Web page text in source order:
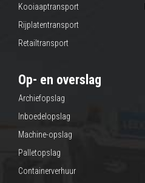
Kooiaaptransport
Rijplatentransport
Retailtransport
Op- en overslag
Archiefopslag
Inboedelopslag
Machine-opslag
Palletopslag
Containerverhuur